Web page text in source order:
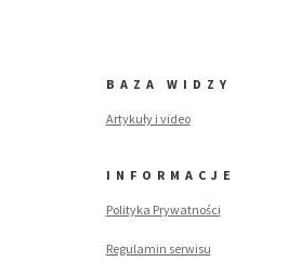
BAZA WIDZY
Artykuły i video
INFORMACJE
Polityka Prywatności
Regulamin serwisu